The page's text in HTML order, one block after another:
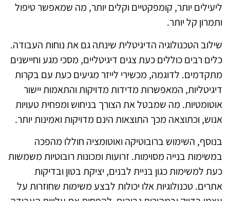
יותר, קומפקטיים וקלים יותר, מה שמאפשר טיפול
קל יותר.
הטכנולוגיה הדיגיטלית שינתה גם את נוחות העבודה.
רבים כוללים כעת צגים דיגיטליים, מסכי מגע וחיישנים
לדוגמה, מכשירי לייזר מגיעים כעת עם בקרות
המאפשרות מדידות מדויקות והתאמות יישור
מה שמבטל את הצורך בניחוש ומפחית טעויות
וכתוצאה מכך התוצאות הינם מדויקות ואמינות יותר.
השימוש ברובוטיקה ואוטומציה חוללו מהפכה
בנייה מסוימות. זרועות ומכונות רובוטיות משמשות
למשימות כגון בניית לבנים, יציקת בטון ובדיקות
טכנולוגיות אלו יכולות לבצע משימות שחוזרות על